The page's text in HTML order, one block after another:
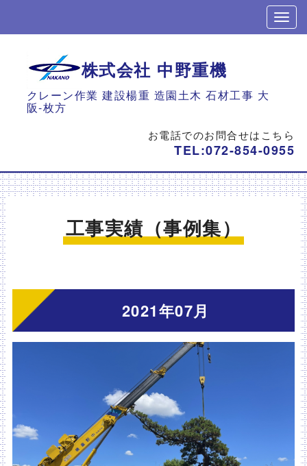
株式会社 中野重機
クレーン作業 建設楊重 造園土木 石材工事 大
阪-枚方
お電話でのお問合せはこちら
TEL:072-854-0955
工事実績（事例集）
2021年07月